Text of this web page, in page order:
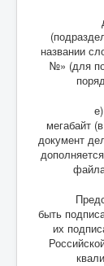
названии
№» (для
мегабайт
документ
быть
их